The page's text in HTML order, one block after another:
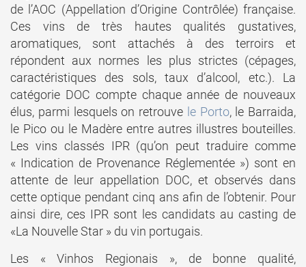
de l’AOC (Appellation d’Origine Contrôlée) française.
Ces vins de très hautes qualités gustatives,
aromatiques, sont attachés à des terroirs et
répondent aux normes les plus strictes (cépages,
caractéristiques des sols, taux d’alcool, etc.). La
catégorie DOC compte chaque année de nouveaux
élus, parmi lesquels on retrouve le Porto, le Barraida,
le Pico ou le Madère entre autres illustres bouteilles.
Les vins classés IPR (qu’on peut traduire comme
« Indication de Provenance Réglementée ») sont en
attente de leur appellation DOC, et observés dans
cette optique pendant cinq ans afin de l’obtenir. Pour
ainsi dire, ces IPR sont les candidats au casting de
«La Nouvelle Star » du vin portugais.
Les « Vinhos Regionais », de bonne qualité,